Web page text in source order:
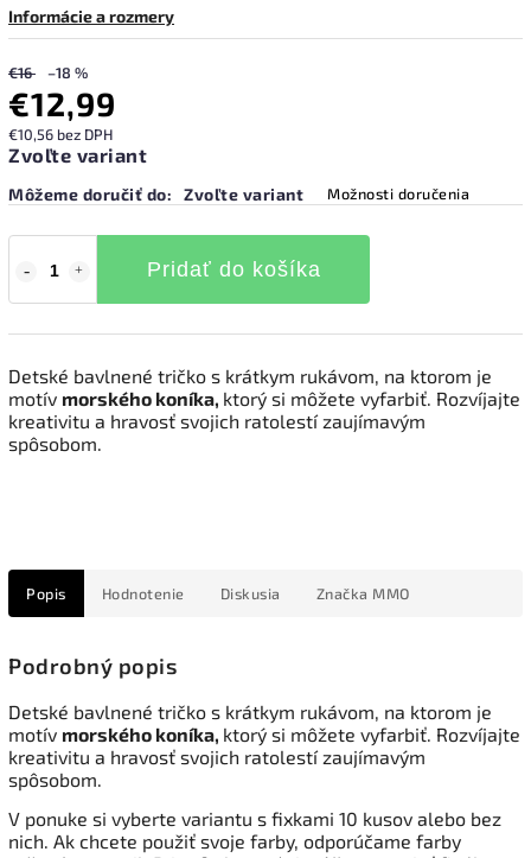
Informácie a rozmery
€16 –18 %
€12,99
€10,56 bez DPH
Zvoľte variant
Môžeme doručiť do: Zvoľte variant Možnosti doručenia
Pridať do košíka
Detské bavlnené tričko s krátkym rukávom, na ktorom je
motív morského koníka, ktorý si môžete vyfarbiť. Rozvíjajte
kreativitu a hravosť svojich ratolestí zaujímavým
spôsobom.
Popis Hodnotenie Diskusia Značka MMO
Podrobný popis
Detské bavlnené tričko s krátkym rukávom, na ktorom je
motív morského koníka, ktorý si môžete vyfarbiť. Rozvíjajte
kreativitu a hravosť svojich ratolestí zaujímavým
spôsobom.
V ponuke si vyberte variantu s fixkami 10 kusov alebo bez
nich. Ak chcete použiť svoje farby, odporúčame farby